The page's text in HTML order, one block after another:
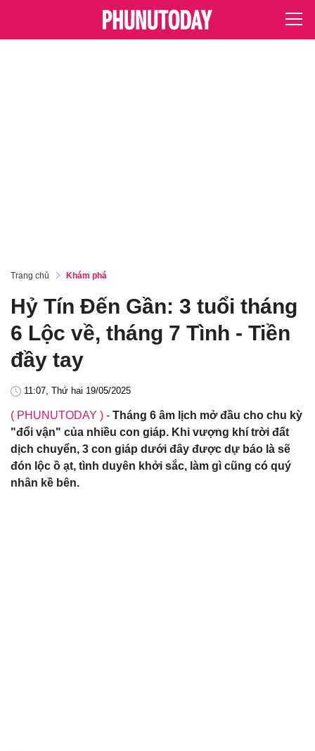
Trang chủ Khám phá
Hỷ Tín Đến Gần: 3 tuổi tháng
6 Lộc về, tháng 7 Tình - Tiền
đầy tay
11:07, Thứ hai 19/05/2025
( PHUNUTODAY ) - Tháng 6 âm lịch mở đầu cho chu kỳ
"đổi vận" của nhiều con giáp. Khi vượng khí trời đất
dịch chuyển, 3 con giáp dưới đây được dự báo là sẽ
đón lộc ồ ạt, tình duyên khởi sắc, làm gì cũng có quý
nhân kề bên.